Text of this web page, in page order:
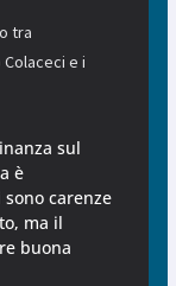
tra
Colaceci e i
sul
è
carenze
ma il
buona